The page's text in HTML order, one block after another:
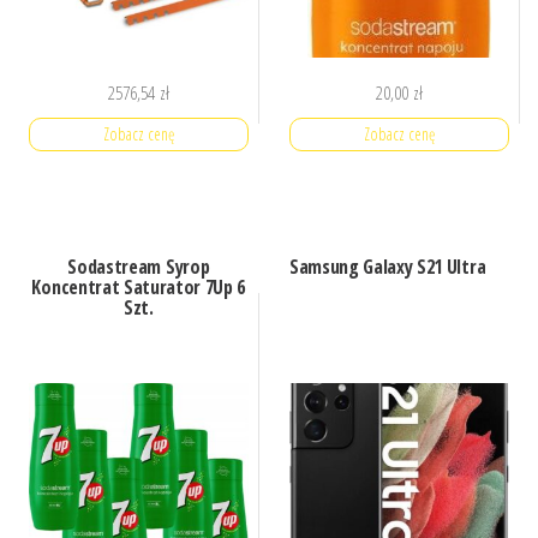
2576,54 zł
Zobacz cenę
20,00 zł
Zobacz cenę
Sodastream Syrop
Koncentrat Saturator 7Up 6
Szt.
Samsung Galaxy S21 Ultra